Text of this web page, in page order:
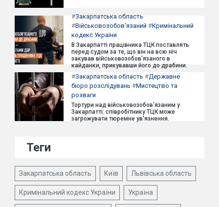
#Закарпатська область
#Військовозобов'язаний #Кримінальний
кодекс України
В Закарпатті працівника ТЦК поставлять
перед судом за те, що він на всю ніч
закував військовозобов'язаного в
кайданки, прикувавши його до драбини.
#Закарпатська область #Державне
бюро розслідувань #Мистецтво та
розваги
Тортури над військовозобов'язаним у
Закарпатті: співробітнику ТЦК може
загрожувати тюремне ув'язнення.
Теги
Закарпатська область Київ Львівська область
Кримінальний кодекс України Україна